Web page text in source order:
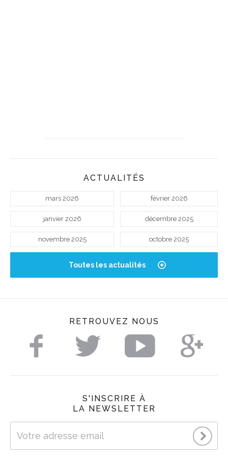
ACTUALITÉS
mars 2026 février 2026
janvier 2026 décembre 2025
novembre 2025 octobre 2025
Toutes les actualités
RETROUVEZ NOUS
S'INSCRIRE À
LA NEWSLETTER